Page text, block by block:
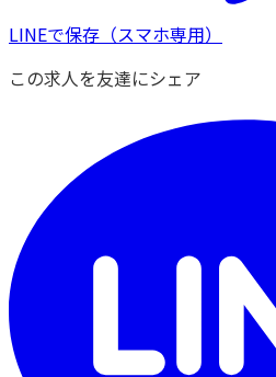
LINEで保存 （スマホ専用）
この求人を友達にシェア